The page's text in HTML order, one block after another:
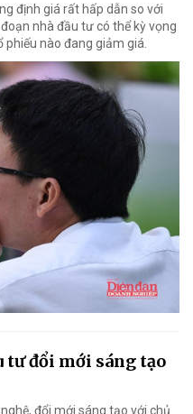
định giá rất hấp dẫn so với
nhà đầu tư có thể kỳ vọng
nào đang giảm giá.
tư đổi mới sáng tạo
đổi mới sáng tạo với chủ